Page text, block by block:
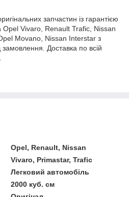
запчастин із гарантією
Opel Vivaro, Renault Trafic, Nissan
Movano, Nissan Interstar з
Доставка по всій
Opel, Renault, Nissan
Vivaro, Primastar, Trafic
Легковий автомобіль
2000 куб. см